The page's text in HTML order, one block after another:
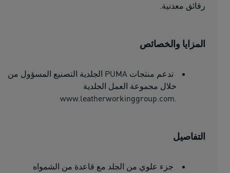
رقائق معدنية.
المزايا والخصائص
تدعم منتجات PUMA الجلدية التصنيع المسؤول من
خلال مجموعة العمل الجلدية
.www.leatherworkinggroup.com
التفاصيل
جزء علوي من الجلد مع قاعدة من الشمواه